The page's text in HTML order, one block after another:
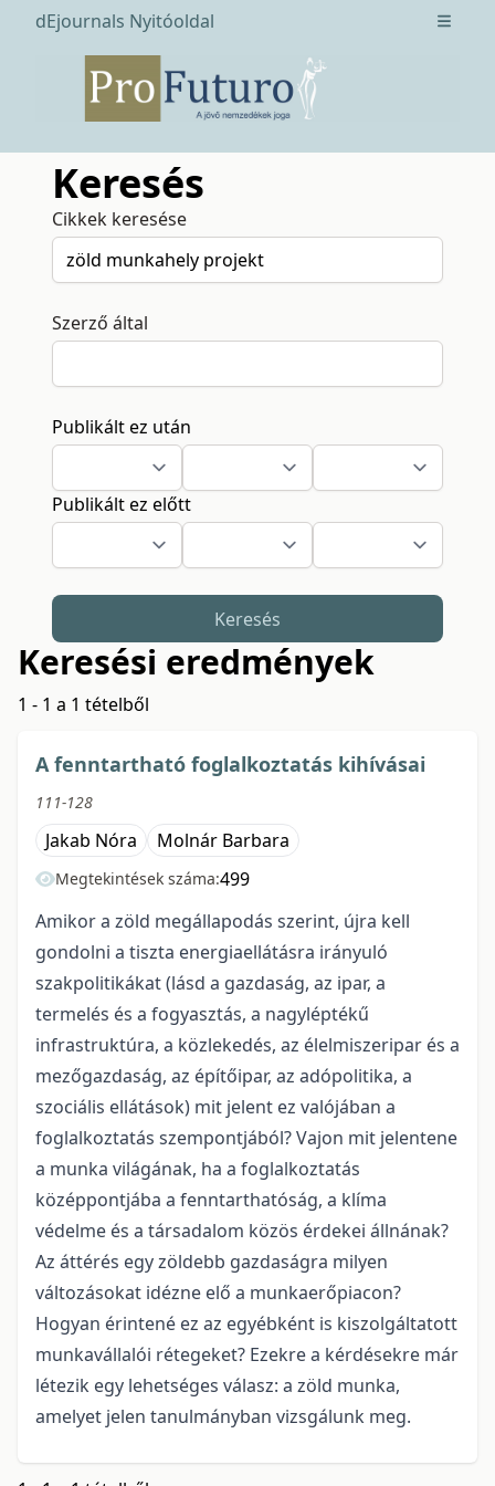
dEjournals Nyitóoldal Open
Keresés
Cikkek keresése
Szerző által
Publikált ez után
Publikált ez előtt
Keresés
Keresési eredmények
1 - 1 a 1 tételből
A fenntartható foglalkoztatás kihívásai
111-128
Jakab Nóra Molnár Barbara
Megtekintések száma:499
Amikor a zöld megállapodás szerint, újra kell
gondolni a tiszta energiaellátásra irányuló
szakpolitikákat (lásd a gazdaság, az ipar, a
termelés és a fogyasztás, a nagyléptékű
infrastruktúra, a közlekedés, az élelmiszeripar és a
mezőgazdaság, az építőipar, az adópolitika, a
szociális ellátások) mit jelent ez valójában a
foglalkoztatás szempontjából? Vajon mit jelentene
a munka világának, ha a foglalkoztatás
középpontjába a fenntarthatóság, a klíma
védelme és a társadalom közös érdekei állnának?
Az áttérés egy zöldebb gazdaságra milyen
változásokat idézne elő a munkaerőpiacon?
Hogyan érintené ez az egyébként is kiszolgáltatott
munkavállalói rétegeket? Ezekre a kérdésekre már
létezik egy lehetséges válasz: a zöld munka,
amelyet jelen tanulmányban vizsgálunk meg.